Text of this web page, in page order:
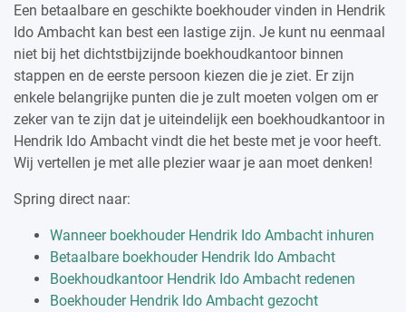
Een betaalbare en geschikte boekhouder vinden in Hendrik
Ido Ambacht kan best een lastige zijn. Je kunt nu eenmaal
niet bij het dichtstbijzijnde boekhoudkantoor binnen
stappen en de eerste persoon kiezen die je ziet. Er zijn
enkele belangrijke punten die je zult moeten volgen om er
zeker van te zijn dat je uiteindelijk een boekhoudkantoor in
Hendrik Ido Ambacht vindt die het beste met je voor heeft.
Wij vertellen je met alle plezier waar je aan moet denken!
Spring direct naar:
Wanneer boekhouder Hendrik Ido Ambacht inhuren
Betaalbare boekhouder Hendrik Ido Ambacht
Boekhoudkantoor Hendrik Ido Ambacht redenen
Boekhouder Hendrik Ido Ambacht gezocht